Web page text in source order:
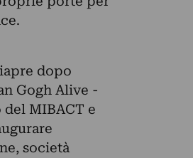
dopo
Gogh Alive -
MIBACT e
società